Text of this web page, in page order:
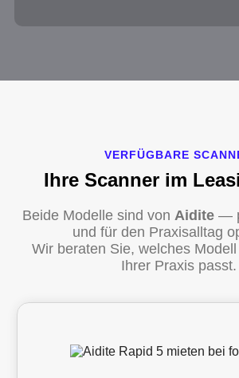
VERFÜGBARE
Ihre Scanner im
Beide Modelle sind von Aidite —
und für den Praxisalltag
Wir beraten Sie, welches
Ihrer Praxis passt.